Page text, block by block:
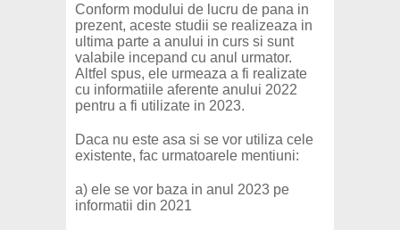
Conform modului de lucru de pana in
prezent, aceste studii se realizeaza in
ultima parte a anului in curs si sunt
valabile incepand cu anul urmator.
Altfel spus, ele urmeaza a fi realizate
cu informatiile aferente anului 2022
pentru a fi utilizate in 2023.
Daca nu este asa si se vor utiliza cele
existente, fac urmatoarele mentiuni:
a) ele se vor baza in anul 2023 pe
informatii din 2021